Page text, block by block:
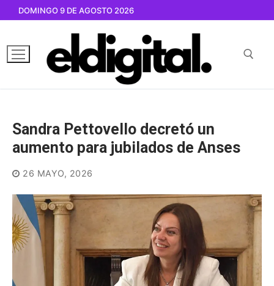
contenido
DOMINGO 9 DE AGOSTO 2026
Sandra Pettovello decretó un
aumento para jubilados de Anses
26 MAYO, 2026